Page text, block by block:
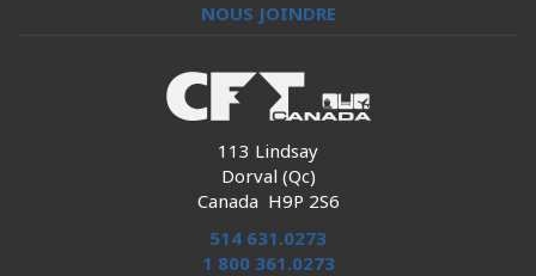
NOUS JOINDRE
113 Lindsay
Dorval (Qc)
Canada H9P 2S6
514 631.0273
1 800 361.0273